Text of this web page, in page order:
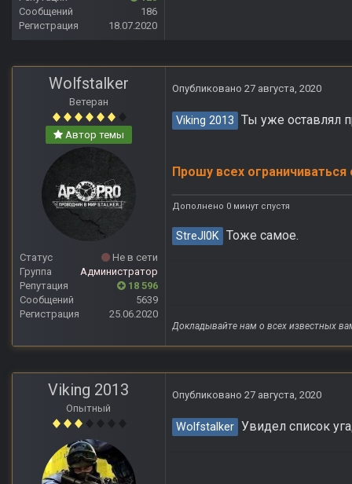
Сообщений
186
Регистрация
18.07.2020
Wolfstalker
Ветеран
Автор темы
Статус
Не в сети
Группа
Администратор
Репутация
18 596
Сообщений
5639
Регистрация
25.06.2020
Опубликовано 27 августа, 2020
Viking 2013 Ты уже оставлял
Прошу всех
Дополнено 0 минут спустя
StreJl0K Тоже самое.
Докладывайте нам о всех известных
Viking 2013
Опытный
Опубликовано 27 августа, 2020
Wolfstalker Увидел список